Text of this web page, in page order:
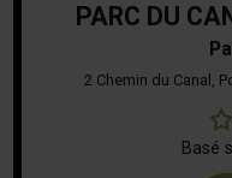
PARC DU
2 Chemin du Canal,
Basé